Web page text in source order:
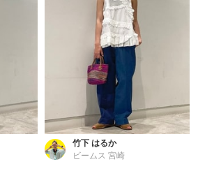
竹下 はるか
ビームス 宮崎